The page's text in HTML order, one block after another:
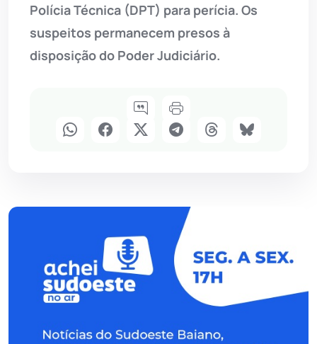
Polícia Técnica (DPT) para perícia. Os
suspeitos permanecem presos à
disposição do Poder Judiciário.